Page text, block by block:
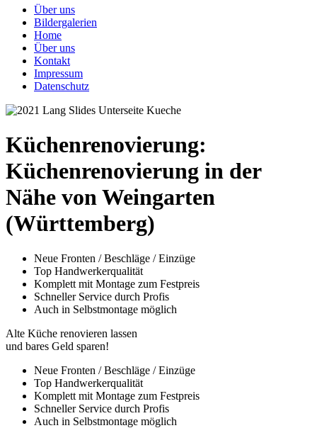
Über uns
Bildergalerien
Home
Über uns
Kontakt
Impressum
Datenschutz
Küchenrenovierung:
Küchenrenovierung in der
Nähe von Weingarten
(Württemberg)
Neue Fronten / Beschläge / Einzüge
Top Handwerkerqualität
Komplett mit Montage zum Festpreis
Schneller Service durch Profis
Auch in Selbstmontage möglich
Alte Küche renovieren lassen
und bares Geld sparen!
Neue Fronten / Beschläge / Einzüge
Top Handwerkerqualität
Komplett mit Montage zum Festpreis
Schneller Service durch Profis
Auch in Selbstmontage möglich